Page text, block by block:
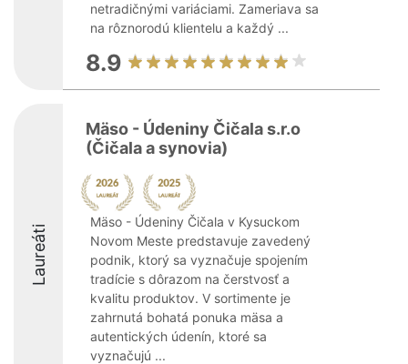
netradičnými variáciami. Zameriava sa
na rôznorodú klientelu a každý ...
8.9
Laureáti
Mäso - Údeniny Čičala s.r.o
(Čičala a synovia)
Mäso - Údeniny Čičala v Kysuckom
Novom Meste predstavuje zavedený
podnik, ktorý sa vyznačuje spojením
tradície s dôrazom na čerstvosť a
kvalitu produktov. V sortimente je
zahrnutá bohatá ponuka mäsa a
autentických údenín, ktoré sa
vyznačujú ...